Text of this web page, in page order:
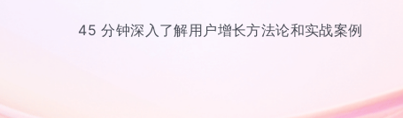
45 分钟深入了解用户增长方法论和实战案例